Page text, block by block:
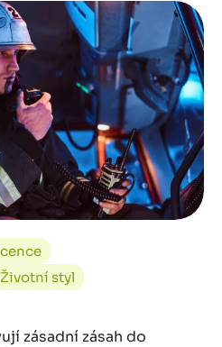
Životní styl
zásadní zásah do